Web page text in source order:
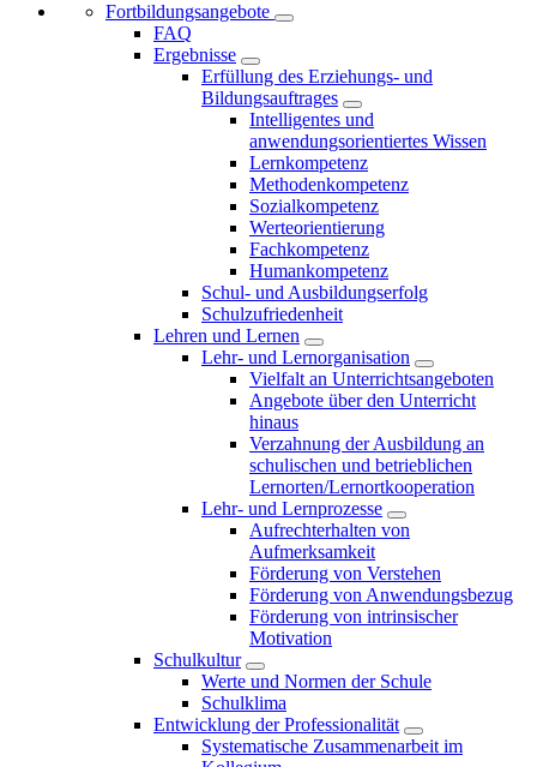
Fortbildungsangebote
FAQ
Ergebnisse
Erfüllung des Erziehungs- und
Bildungsauftrages
Intelligentes und
anwendungsorientiertes Wissen
Lernkompetenz
Methodenkompetenz
Sozialkompetenz
Werteorientierung
Fachkompetenz
Humankompetenz
Schul- und Ausbildungserfolg
Schulzufriedenheit
Lehren und Lernen
Lehr- und Lernorganisation
Vielfalt an Unterrichtsangeboten
Angebote über den Unterricht
hinaus
Verzahnung der Ausbildung an
schulischen und betrieblichen
Lernorten/Lernortkooperation
Lehr- und Lernprozesse
Aufrechterhalten von
Aufmerksamkeit
Förderung von Verstehen
Förderung von Anwendungsbezug
Förderung von intrinsischer
Motivation
Schulkultur
Werte und Normen der Schule
Schulklima
Entwicklung der Professionalität
Systematische Zusammenarbeit im